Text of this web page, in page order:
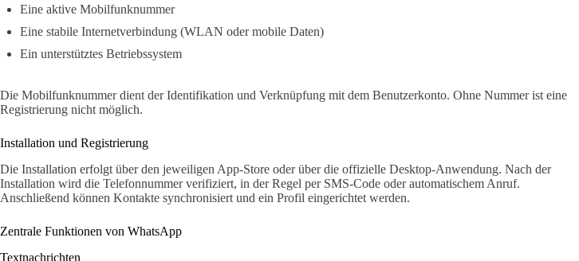
Eine aktive Mobilfunknummer
Eine stabile Internetverbindung (WLAN oder mobile Daten)
Ein unterstütztes Betriebssystem
Die Mobilfunknummer dient der Identifikation und Verknüpfung mit dem Benutzerkonto. Ohne Nummer ist eine
Registrierung nicht möglich.
Installation und Registrierung
Die Installation erfolgt über den jeweiligen App-Store oder über die offizielle Desktop-Anwendung. Nach der
Installation wird die Telefonnummer verifiziert, in der Regel per SMS-Code oder automatischem Anruf.
Anschließend können Kontakte synchronisiert und ein Profil eingerichtet werden.
Zentrale Funktionen von WhatsApp
Textnachrichten